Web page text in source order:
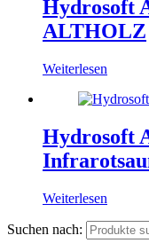
Hydrosoft
ALTHOLZ
Weiterlesen
Hydrosoft
Weiterlesen
Suchen nach: